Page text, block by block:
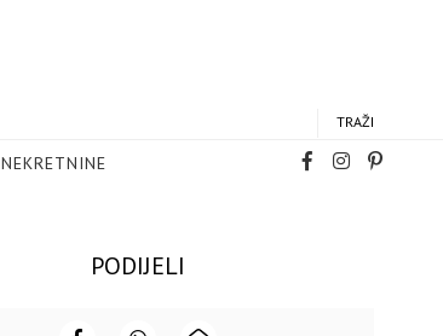
TRAŽI
NEKRETNINE
PODIJELI